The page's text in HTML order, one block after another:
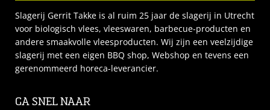
Slagerij Gerrit Takke is al ruim 25 jaar de slagerij in Utrecht
voor biologisch vlees, vleeswaren, barbecue-producten en
andere smaakvolle vleesproducten. Wij zijn een veelzijdige
slagerij met een eigen BBQ shop, Webshop en tevens een
gerenommeerd horeca-leverancier.
GA SNEL NAAR